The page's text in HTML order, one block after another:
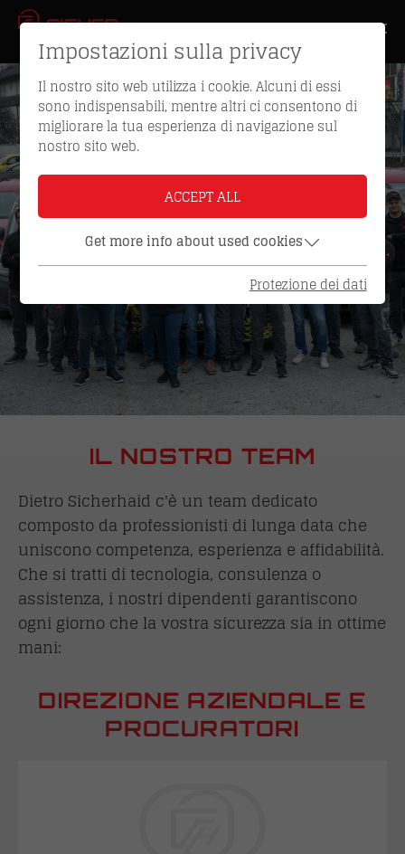
IL NOSTRO TEAM
Dietro Sicherhaid c'è un team dedicato
composto da professionisti di lunga data che
uniscono competenza, esperienza e affidabilità.
Che si tratti di tecnologia, consulenza o
assistenza, i nostri dipendenti garantiscono
ogni giorno che la vostra sicurezza sia in ottime
mani:
DIREZIONE AZIENDALE E
PROCURATORI
Impostazioni sulla privacy
Il nostro sito web utilizza i cookie. Alcuni di essi
sono indispensabili, mentre altri ci consentono di
migliorare la tua esperienza di navigazione sul
nostro sito web.
ACCEPT ALL
Get more info about used cookies
Protezione dei dati